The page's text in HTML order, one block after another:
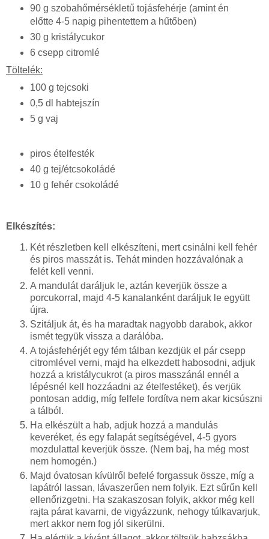
90 g szobahőmérsékletű tojásfehérje (amint én
előtte 4-5 napig pihentettem a hűtőben)
30 g kristálycukor
6 csepp citromlé
Töltelék:
100 g tejcsoki
0,5 dl habtejszín
5 g vaj
piros ételfesték
40 g tej/étcsokoládé
10 g fehér csokoládé
Elkészítés:
Két részletben kell elkészíteni, mert csinálni kell fehér
és piros masszát is. Tehát minden hozzávalónak a
felét kell venni.
A mandulát daráljuk le, aztán keverjük össze a
porcukorral, majd 4-5 kanalanként daráljuk le együtt
újra.
Szitáljuk át, és ha maradtak nagyobb darabok, akkor
ismét tegyük vissza a darálóba.
A tojásfehérjét egy fém tálban kezdjük el pár csepp
citromlével verni, majd ha elkezdett habosodni, adjuk
hozzá a kristálycukrot (a piros masszánál ennél a
lépésnél kell hozzáadni az ételfestéket), és verjük
pontosan addig, míg felfele fordítva nem akar kicsúszni
a tálból.
Ha elkészült a hab, adjuk hozzá a mandulás
keveréket, és egy falapát segítségével, 4-5 gyors
mozdulattal keverjük össze. (Nem baj, ha még most
nem homogén.)
Majd óvatosan kívülről befelé forgassuk össze, míg a
lapátról lassan, lávaszerűen nem folyik. Ezt sűrűn kell
ellenőrizgetni. Ha szakaszosan folyik, akkor még kell
rajta párat kavarni, de vigyázzunk, nehogy túlkavarjuk,
mert akkor nem fog jól sikerülni.